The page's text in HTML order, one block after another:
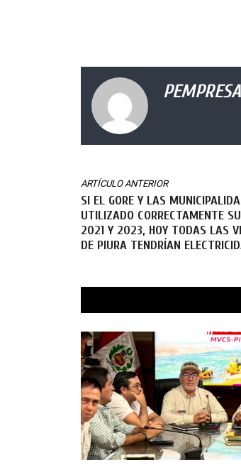
PEMPRESA
ARTÍCULO ANTERIOR
SI EL GORE Y LAS
UTILIZADO CORRECTAMENTE
2021 Y 2023, HOY TODAS LAS
DE PIURA TENDRÍAN